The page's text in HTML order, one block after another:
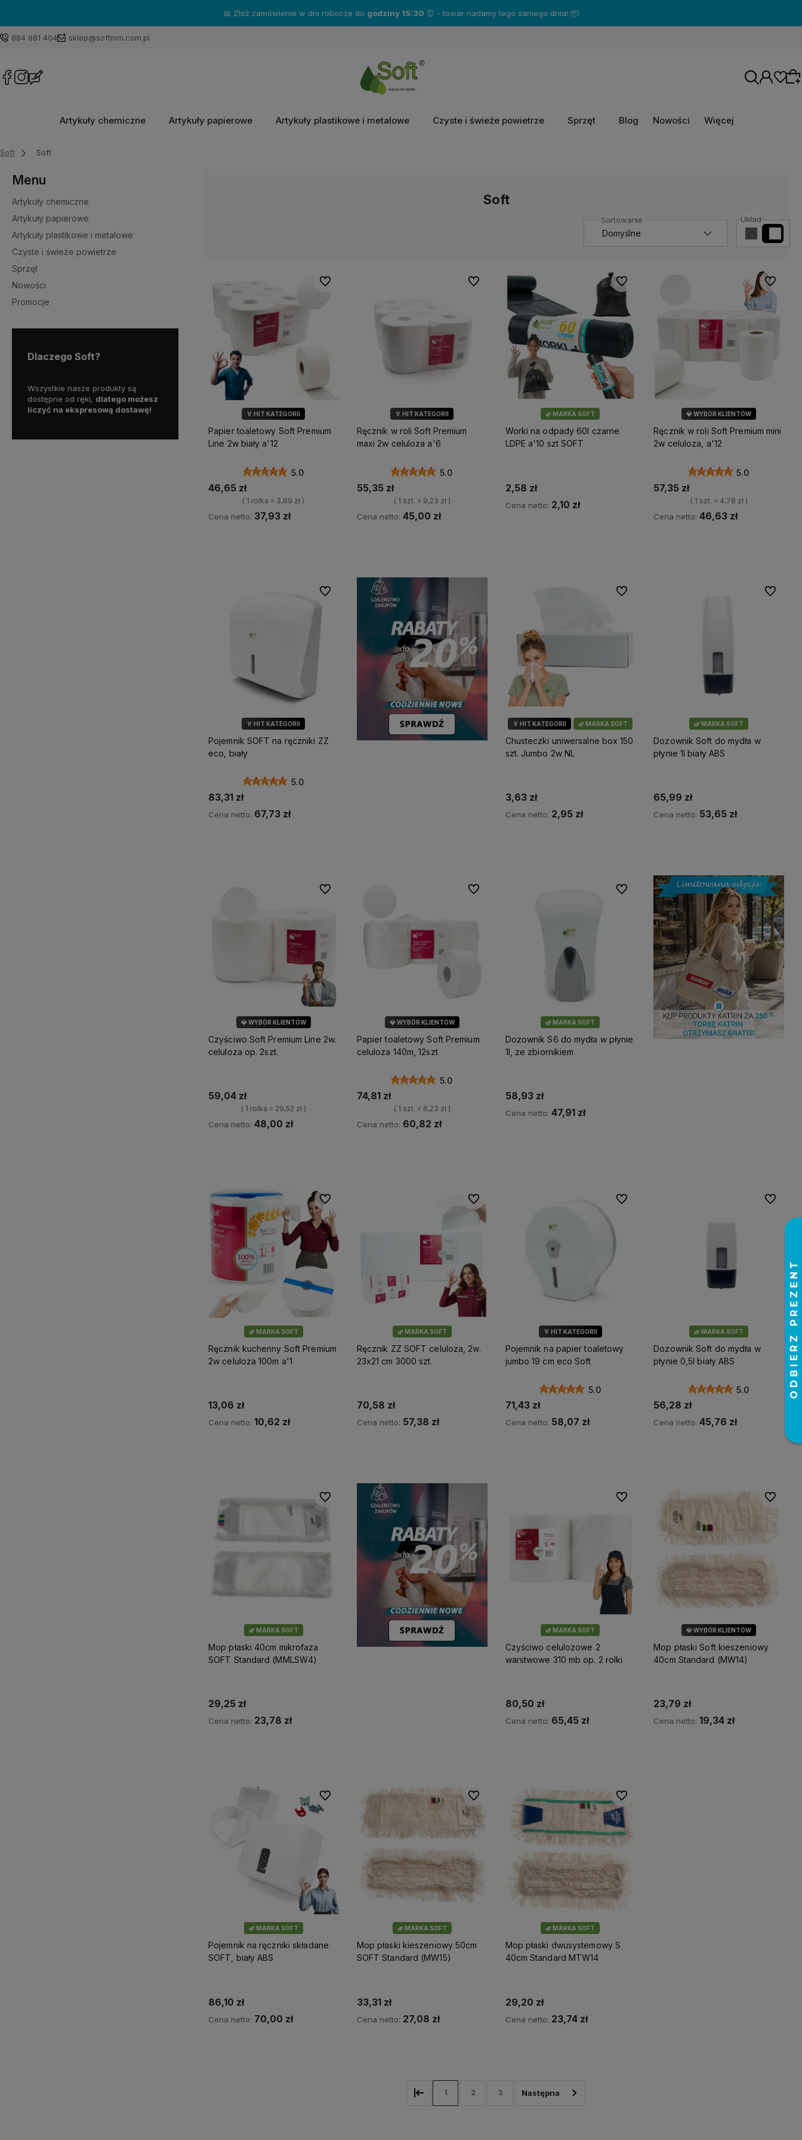
📅 Złóż zamówienie w dni robocze do godziny 15:30 ⏰ - towar nadamy tego samego dnia! 📦
884 881 404 sklep@softmm.com.pl
Artykuły chemiczne Artykuły papierowe Artykuły plastikowe i metalowe Czyste i świeże powietrze Sprzęt Blog Nowości Więcej
Soft Soft
Menu
Artykuły chemiczne
Artykuły papierowe
Artykuły plastikowe i metalowe
Czyste i świeże powietrze
Sprzęt
Nowości
Promocje
Dlaczego Soft?
Skorzystaj z darmowej dostawy
już od200 zł!
Działamy od 1999 roku, mamy więc
25 lat doświadczenia na
Wszystkie nasze produkty są
liczyć na ekspresową dostawę!
Soft
Układ
🏅 HIT KATEGORII
💎 WYBÓR KLIENTÓW
🌿 MARKA SOFT
Papier toaletowy Soft Premium
Line 2w biały a'12
5.0
46,65 zł
( 1 rolka = 3,89 zł )
Cena netto: 37,93 zł
Do ulubionych
🏅 HIT KATEGORII
💎 WYBÓR KLIENTÓW
Ręcznik w roli Soft Premium
maxi 2w celuloza a'6
5.0
55,35 zł
( 1 szt. = 9,23 zł )
Cena netto: 45,00 zł
Do ulubionych
🌿 MARKA SOFT
Worki na odpady 60l czarne
LDPE a'10 szt SOFT
2,58 zł
Cena netto: 2,10 zł
Do ulubionych
💎 WYBÓR KLIENTÓW
🌿 MARKA SOFT
Ręcznik w roli Soft Premium mini
2w celuloza, a'12
5.0
57,35 zł
( 1 szt. = 4,78 zł )
Cena netto:46,63 zł
Do
🏅 HIT KATEGORII
🌿 MARKA SOFT
Pojemnik SOFT na ręczniki ZZ
eco, biały
5.0
83,31 zł
Cena netto: 67,73 zł
Do ulubionych
🏅 HIT KATEGORII 🌿 MARKA SOFT
Chusteczki uniwersalne box 150
szt. Jumbo 2w NL
3,63 zł
Cena netto: 2,95 zł
Do ulubionych
🌿 MARKA SOFT
Dozownik Soft do mydła w
płynie 1l biały ABS
65,99 zł
Cena netto: 53,65 zł
Do
💎 WYBÓR KLIENTÓW
Czyściwo Soft Premium Line 2w.
celuloza op. 2szt.
59,04 zł
( 1 rolka = 29,52 zł )
Cena netto: 48,00 zł
Do ulubionych
💎 WYBÓR KLIENTÓW
Papier toaletowy Soft Premium
celuloza 140m, 12szt
5.0
74,81 zł
( 1 szt. = 6,23 zł )
Cena netto: 60,82 zł
Do ulubionych
🌿 MARKA SOFT
Dozownik S6 do mydła w płynie
1l, ze zbiornikiem
58,93 zł
Cena netto: 47,91 zł
Do ulubionych
🌿 MARKA SOFT
Ręcznik kuchenny Soft Premium
2w celuloza 100m a'1
13,06 zł
Cena netto: 10,62 zł
Do ulubionych
🌿 MARKA SOFT
Ręcznik ZZ SOFT celuloza, 2w.
23x21 cm 3000 szt.
70,58 zł
Cena netto: 57,38 zł
Do ulubionych
🏅 HIT KATEGORII
🌿 MARKA SOFT
Pojemnik na papier toaletowy
jumbo 19 cm eco Soft
5.0
71,43 zł
Cena netto: 58,07 zł
Do ulubionych
🌿 MARKA SOFT
Dozownik Soft do mydła w
płynie 0,5l biały ABS
5.0
56,28 zł
Cena netto:45,76 zł
Do
🌿 MARKA SOFT
Mop płaski 40cm mikrofaza
SOFT Standard (MMLSW4)
29,25 zł
Cena netto: 23,78 zł
Do ulubionych
🌿 MARKA SOFT
Czyściwo celulozowe 2
warstwowe 310 mb op. 2 rolki
80,50 zł
Cena netto: 65,45 zł
Do ulubionych
💎 WYBÓR KLIENTÓW
Mop płaski Soft kieszeniowy
40cm Standard (MW14)
23,79 zł
Cena netto:19,34 zł
Do
🌿 MARKA SOFT
Pojemnik na ręczniki składane
SOFT, biały ABS
86,10 zł
Cena netto: 70,00 zł
Do ulubionych
🌿 MARKA SOFT
Mop płaski kieszeniowy 50cm
SOFT Standard (MW15)
33,31 zł
Cena netto: 27,08 zł
Do ulubionych
🌿 MARKA SOFT
Mop płaski dwusystemowy S
40cm Standard MTW14
29,20 zł
Cena netto: 23,74 zł
Do ulubionych
1 2 3